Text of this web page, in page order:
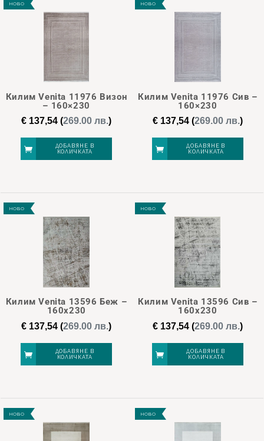
НОВО
Килим Venita 11976 Визон
– 160×230
€ 137,54 (269.00 лв.)
ДОБАВЯНЕ В
КОЛИЧКАТА
НОВО
Килим Venita 11976 Сив –
160×230
€137,54(269.00 лв.)
ДОБАВЯНЕ В
КОЛИЧКАТА
НОВО
Килим Venita 13596 Беж –
160х230
€ 137,54 (269.00 лв.)
ДОБАВЯНЕ В
КОЛИЧКАТА
НОВО
Килим Venita 13596 Сив –
160х230
€137,54(269.00 лв.)
ДОБАВЯНЕ В
КОЛИЧКАТА
НОВО НОВО